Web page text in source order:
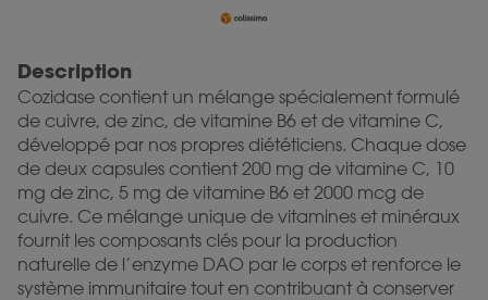
Description
Cozidase contient un mélange spécialement formulé
de cuivre, de zinc, de vitamine B6 et de vitamine C,
développé par nos propres diététiciens. Chaque dose
de deux capsules contient 200 mg de vitamine C, 10
mg de zinc, 5 mg de vitamine B6 et 2000 mcg de
cuivre. Ce mélange unique de vitamines et minéraux
fournit les composants clés pour la production
naturelle de l’enzyme DAO par le corps et renforce le
système immunitaire tout en contribuant à conserver